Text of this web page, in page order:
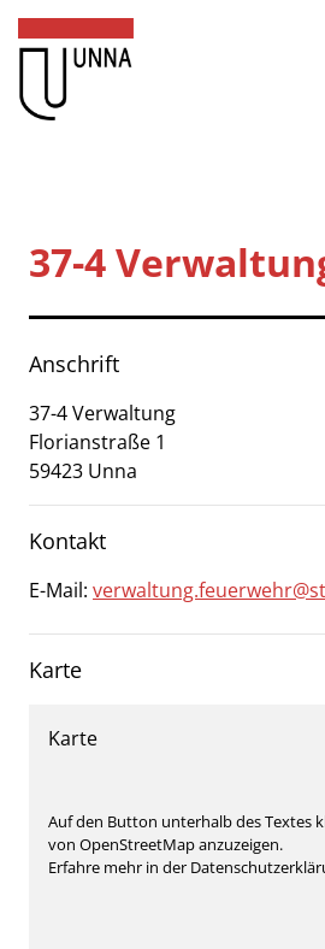
Zum Hauptinhalt springen
Zum Header
Zum Hauptinhalt
Zum Footer
Mitarbeitende A-Z
Anmelden
37-4
Anschrift
37-4 Verwaltung
Florianstraße 1
59423 Unna
Kontakt
E-Mail:
Karte
Karte
Auf den Button unterhalb des Textes
von OpenStreetMap anzuzeigen.
Erfahre mehr in der